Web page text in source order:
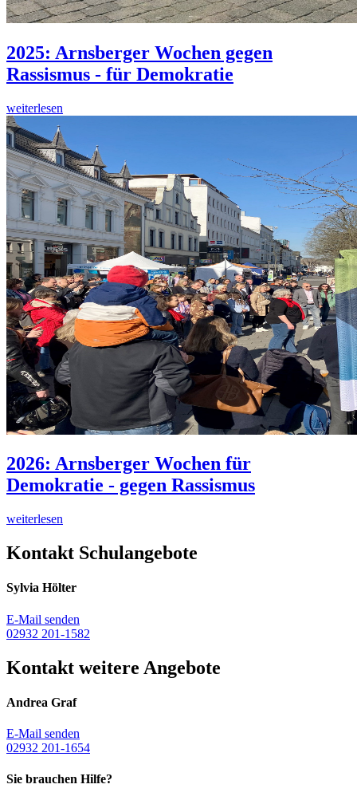
2025: Arnsberger Wochen gegen
Rassismus - für Demokratie
weiterlesen
2026: Arnsberger Wochen für
Demokratie - gegen Rassismus
weiterlesen
Kontakt Schulangebote
Sylvia Hölter
E-Mail senden
02932 201-1582
Kontakt weitere Angebote
Andrea Graf
E-Mail senden
02932 201-1654
Sie brauchen Hilfe?